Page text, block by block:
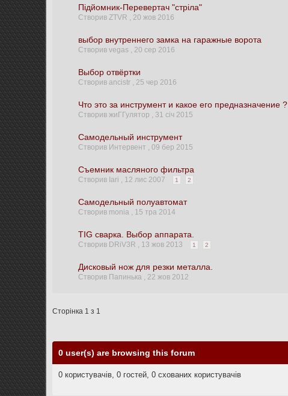
Підйомник-Перевертач "стріла"
Створив ZTVR , 20 жов 2016
выбор внутреннего замка на гаражные ворота
Створив vegas , 20 сер 2016
Выбор отвёртки
Створив ancistr , 25 чер 2016
Что это за инструмент и какое его предназначение ?
Створив жиГГулятор , 31 січ 2015
Самодельный инструмент
Створив Интервент ,09 бер 2015
Съемник масляного фильтра
Створив Iari , 12 лис 2007 1 2
Самодельный полуавтомат
Створив monia , 15 тра 2014
TIG сварка. Выбор аппарата.
Створив DRiV3R , 13 жов 2013 1 2
Дисковый нож для резки металла.
Створив Папинька , 22 жов 2012
Сторінка 1 з 1
0 user(s) are browsing this forum
0 користувачів, 0 гостей, 0 схованих користувачів